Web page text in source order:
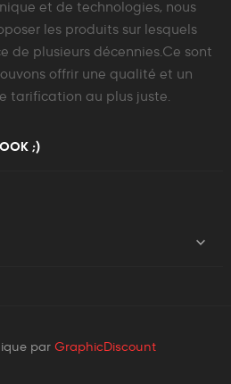
et de technologies, nous
les produits sur lesquels
de plusieurs décennies.Ce sont
offrir une qualité et un
tarification au plus juste.
;)

par GraphicDiscount